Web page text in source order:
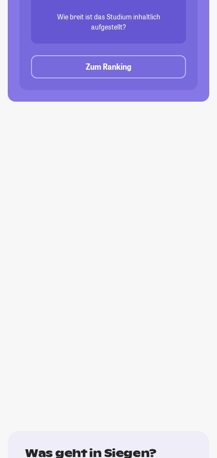
Wie breit ist das Studium inhaltlich
aufgestellt?
Zum Ranking
Was geht in Siegen?